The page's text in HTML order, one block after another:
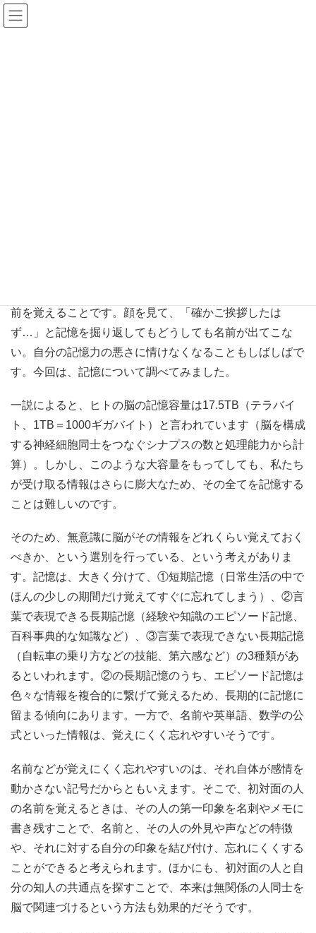
前を覚えることです。顔を見て、「確かご挨拶したは
ず…」と記憶を掘り返してもどうしても名前が出てこな
い。自分の記憶力の悪さに情けなくなることもしばしばで
す。今回は、記憶について調べてみました。
一説によると、ヒトの脳の記憶容量は17.5TB（テラバイ
ト、1TB＝1000ギガバイト）と言われています（脳を構成
する神経細胞同士をつなぐシナプスの数と処理能力から計
算）。しかし、このような大容量をもってしても、私たち
が受け取る情報はさらに膨大なため、その全てを記憶する
ことは難しいのです。
そのため、無意識に脳がその情報をどれくらい覚えておく
べきか、という選別を行っている、という考えがありま
す。記憶は、大きく分けて、①短期記憶（日常生活の中で
ほんの少しの期間だけ覚えてすぐに忘れてしまう）、②言
葉で表現できる長期記憶（経験や知識のエピソード記憶、
百科事典的な知識など）、③言葉で表現できない長期記憶
（自転車の乗り方などの技能、第六感など）の3種類があ
るといわれます。②の長期記憶のうち、エピソード記憶は
色々な情報を複合的に繋げて覚えるため、長期的に記憶に
留まる傾向にあります。一方で、名前や英単語、数学の公
式といった情報は、覚えにくく忘れやすいそうです。
名前などが覚えにくく忘れやすいのは、それ自体が感情を
動かさない記号だからともいえます。そこで、初対面の人
の名前を覚えるときは、その人の第一印象を名刺やメモに
書き残すことで、名前と、その人の外見や声などの特徴
や、それに対する自分の印象を結び付け、忘れにくくする
ことができると考えられます。ほかにも、初対面の人と自
分の知人の共通点を探すことで、本来は無関係の人同士を
脳で関連づけるという方法も効果的だそうです。